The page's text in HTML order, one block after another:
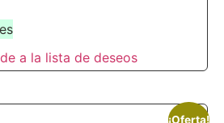
king size, ofreciendo
para parejas.
a la lista de deseos
¡Oferta!